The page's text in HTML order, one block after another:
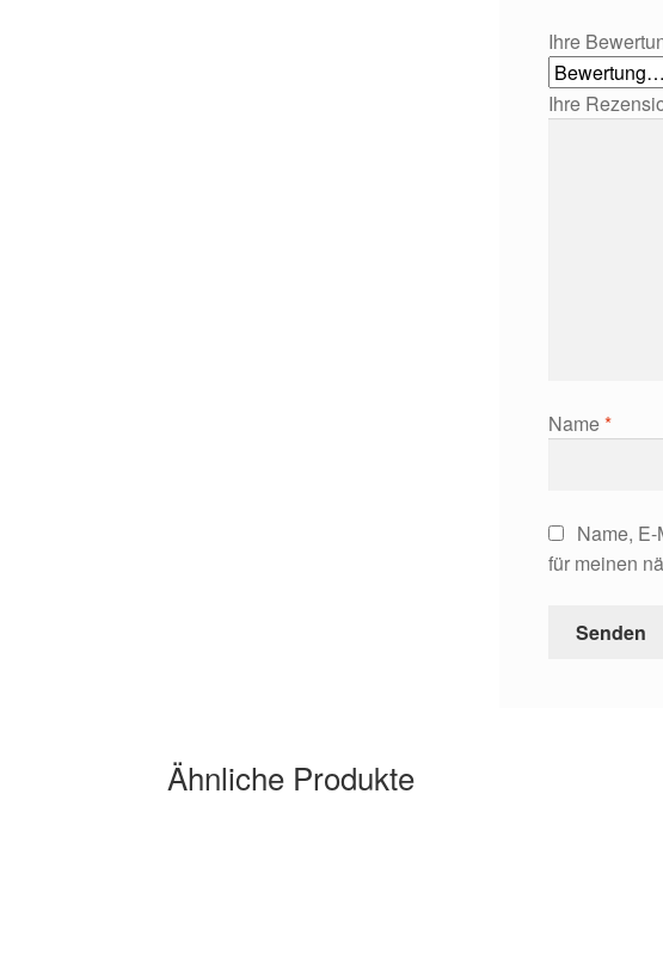
Ihre
Ihre
Name*
Name,
für meinen
Ähnliche Produkte